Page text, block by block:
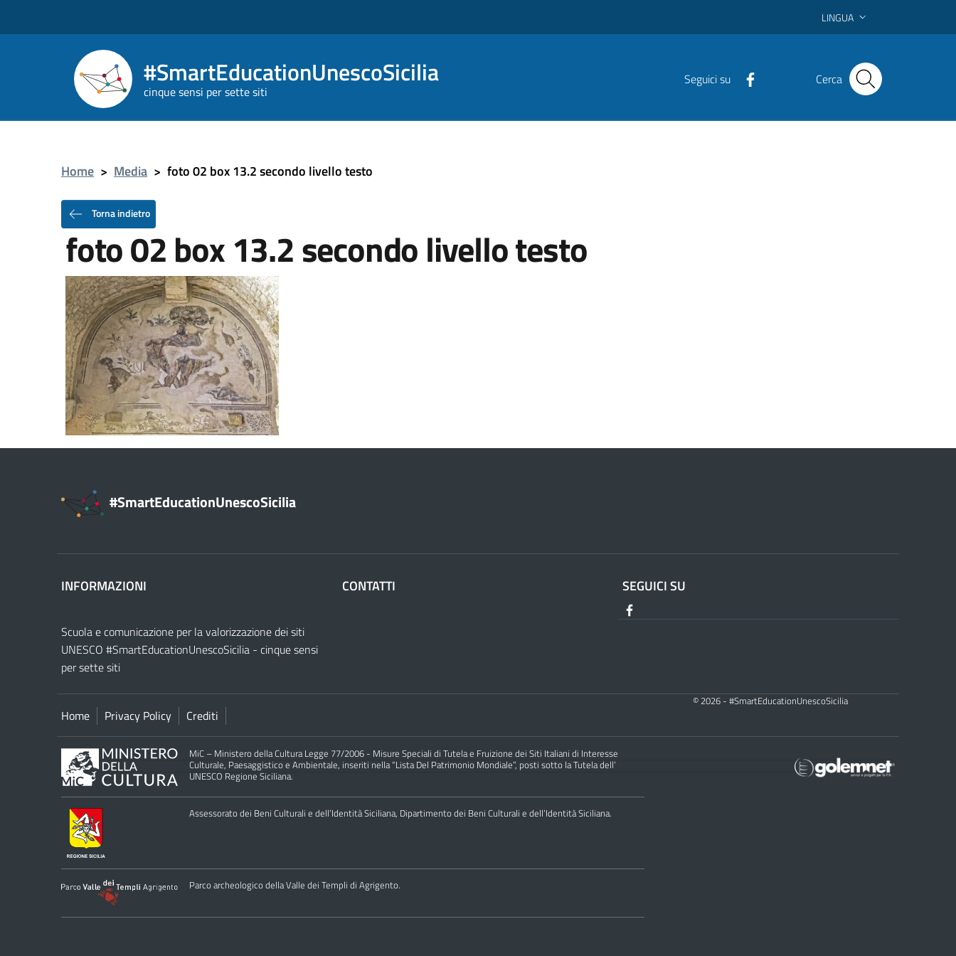
LINGUA
#SmartEducationUnescoSicilia
cinque sensi per sette siti
Seguici su Cerca
Home > Media > foto 02 box 13.2 secondo livello testo
Torna indietro
foto 02 box 13.2 secondo livello testo
#SmartEducationUnescoSicilia
INFORMAZIONI
Scuola e comunicazione per la valorizzazione dei siti
UNESCO #SmartEducationUnescoSicilia - cinque sensi
per sette siti
CONTATTI SEGUICI SU
Home Privacy Policy Crediti
© 2026 - #SmartEducationUnescoSicilia
MiC – Ministero della Cultura Legge 77/2006 - Misure Speciali di Tutela e Fruizione dei Siti Italiani di Interesse
Culturale, Paesaggistico e Ambientale, inseriti nella “Lista Del Patrimonio Mondiale”, posti sotto la Tutela dell’
UNESCO Regione Siciliana.
Assessorato dei Beni Culturali e dell’Identità Siciliana, Dipartimento dei Beni Culturali e dell’Identità Siciliana.
Parco archeologico della Valle dei Templi di Agrigento.